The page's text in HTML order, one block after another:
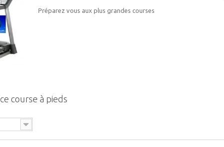
Préparez vous aux plus grandes courses
course à pieds